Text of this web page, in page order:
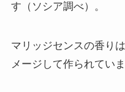
す（ソシア調べ）。
マリッジセンスの香り
メージして作られていま